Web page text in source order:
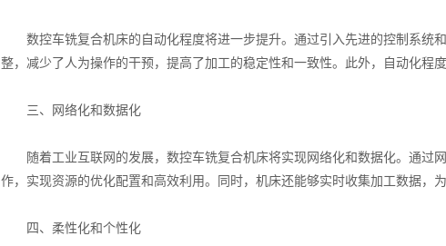
数控车铣复合机床的自动化程度将进一步提升。通过引入先进的控制系统
整，减少了人为操作的干预，提高了加工的稳定性和一致性。此外，自动化程
三、网络化和数据化
随着工业互联网的发展，数控车铣复合机床将实现网络化和数据化。通过
作，实现资源的优化配置和高效利用。同时，机床还能够实时收集加工数据，
四、柔性化和个性化